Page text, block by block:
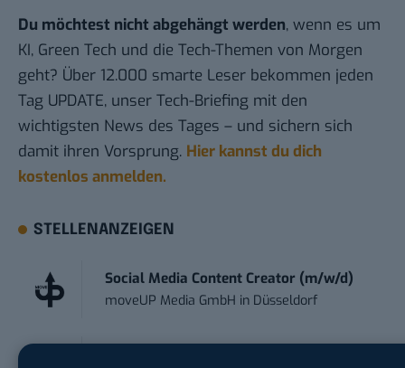
Du möchtest nicht abgehängt werden, wenn es um
KI, Green Tech und die Tech-Themen von Morgen
geht? Über 12.000 smarte Leser bekommen jeden
Tag UPDATE, unser Tech-Briefing mit den
wichtigsten News des Tages – und sichern sich
damit ihren Vorsprung. Hier kannst du dich
kostenlos anmelden.
STELLENANZEIGEN
Social Media Content Creator (m/w/d)
moveUP Media GmbH in Düsseldorf